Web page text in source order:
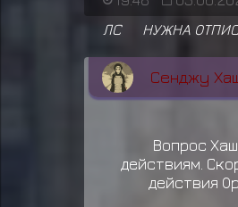
ЛС НУЖНА
Сенджу
Вопрос
действиям.
действия